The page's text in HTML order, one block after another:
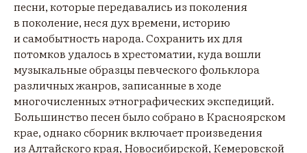
песни, которые передавались из поколения
в поколение, неся дух времени, историю
и самобытность народа. Сохранить их для
потомков удалось в хрестоматии, куда вошли
музыкальные образцы певческого фольклора
различных жанров, записанные в ходе
многочисленных этнографических экспедиций.
Большинство песен было собрано в Красноярском
крае, однако сборник включает произведения
из Алтайского края, Новосибирской, Кемеровской